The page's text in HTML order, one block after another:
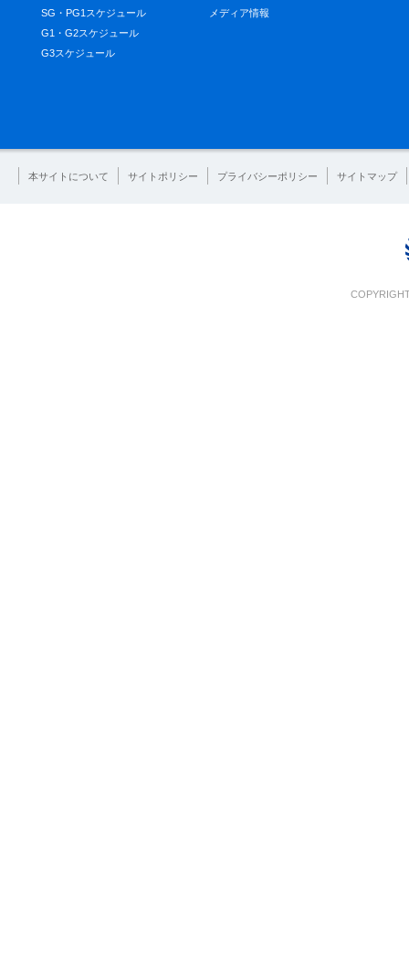
SG・PG1スケジュール
G1・G2スケジュール
G3スケジュール
メディア情報
本サイトについて サイトポリシー プライバシーポリシー サイトマップ